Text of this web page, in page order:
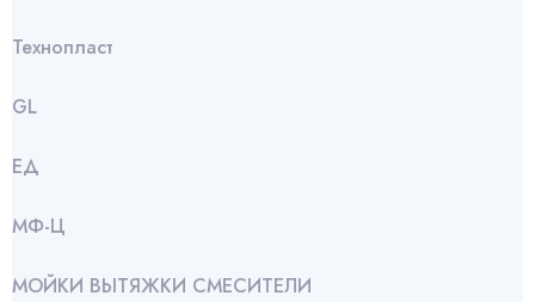
Технопласт
GL
ЕД
МФ-Ц
МОЙКИ ВЫТЯЖКИ СМЕСИТЕЛИ